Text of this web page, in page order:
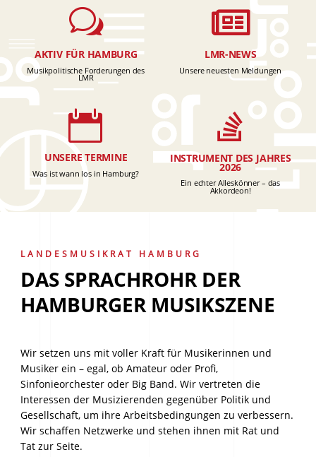
w
AKTIV FÜR HAMBURG
Musikpolitische Forderungen des
LMR

LMR-NEWS
Unsere neuesten Meldungen

UNSERE TERMINE
Was ist wann los in Hamburg?

INSTRUMENT DES JAHRES
2026
Ein echter Alleskönner – das
Akkordeon!
LANDESMUSIKRAT HAMBURG
DAS SPRACHROHR DER
HAMBURGER MUSIKSZENE
Wir setzen uns mit voller Kraft für Musikerinnen und
Musiker ein – egal, ob Amateur oder Profi,
Sinfonieorchester oder Big Band. Wir vertreten die
Interessen der Musizierenden gegenüber Politik und
Gesellschaft, um ihre Arbeitsbedingungen zu verbessern.
Wir schaffen Netzwerke und stehen ihnen mit Rat und
Tat zur Seite.